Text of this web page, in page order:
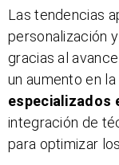
Las tendencias
personalización
gracias al
un aumento en
especializados
integración de
para optimizar